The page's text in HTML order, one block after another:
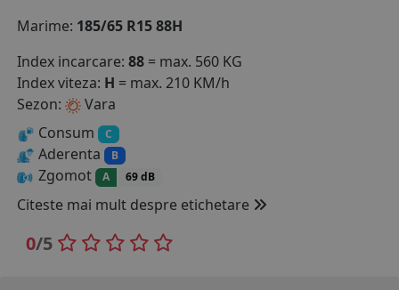
COS ( 0 PRODUSE)
Marime: 185/65 R15 88H
Index incarcare: 88 = max. 560 KG
Index viteza: H = max. 210 KM/h
Sezon:
Vara
Consum
C
Aderenta B
Zgomot A 69 dB
Citeste mai mult despre etichetare
0/5